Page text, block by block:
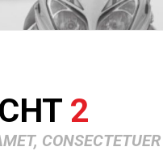
2
CONSECTETUER